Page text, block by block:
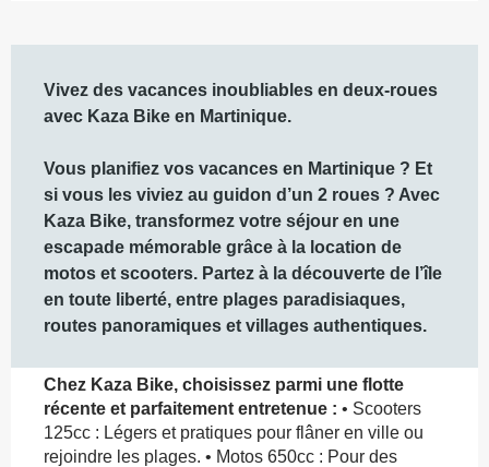
Vivez des vacances inoubliables en deux-roues
avec Kaza Bike en Martinique.
Vous planifiez vos vacances en Martinique ? Et
si vous les viviez au guidon d’un 2 roues ? Avec
Kaza Bike, transformez votre séjour en une
escapade mémorable grâce à la location de
motos et scooters. Partez à la découverte de l’île
en toute liberté, entre plages paradisiaques,
routes panoramiques et villages authentiques.
Chez Kaza Bike, choisissez parmi une flotte
récente et parfaitement entretenue : • Scooters
125cc : Légers et pratiques pour flâner en ville ou
rejoindre les plages. • Motos 650cc : Pour des